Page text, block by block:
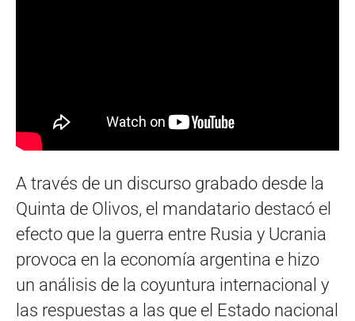
A través de un discurso grabado desde la
Quinta de Olivos, el mandatario destacó el
efecto que la guerra entre Rusia y Ucrania
provoca en la economía argentina e hizo
un análisis de la coyuntura internacional y
las respuestas a las que el Estado nacional